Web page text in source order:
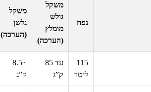
נפח
משקל
גולש
מומלץ
(הערכה)
משקל
גלשן
(הערכה)
115
ליטר
עד 85
ק”ג
~
8.5
ק”ג